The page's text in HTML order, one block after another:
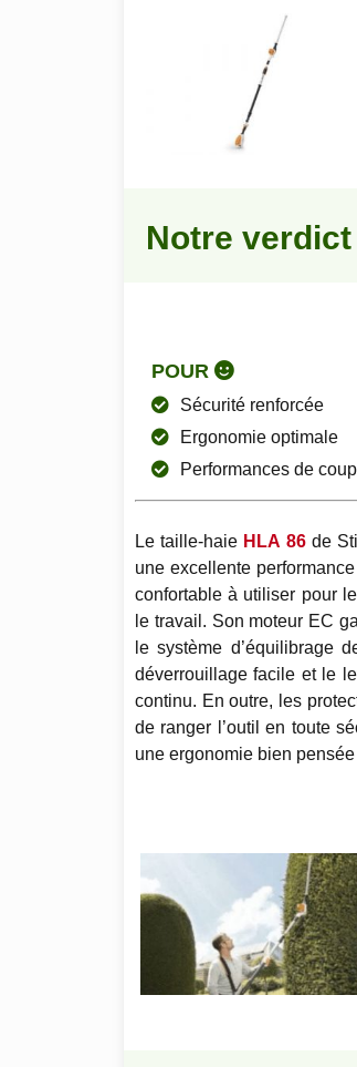
Notre verdict
POUR
Sécurité renforcée
Ergonomie optimale
Performances de
Le taille-haie HLA 86de
une excellente
confortable à utiliser pour
le travail. Son moteur EC
le système d’équilibrage
déverrouillage facile et le
continu. En outre, les
de ranger l’outil en toute
une ergonomie bien